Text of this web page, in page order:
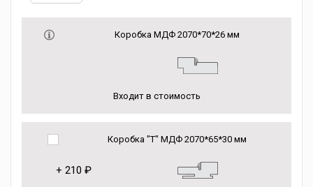
Коробка МДФ 2070*70*26 мм
Входит в стоимость
Коробка "Т" МДФ 2070*65*30 мм
+ 210 ₽